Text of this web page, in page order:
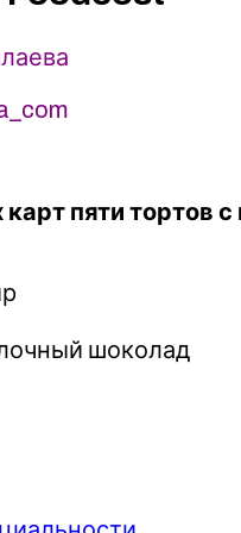
карт пяти тортов
шоколад